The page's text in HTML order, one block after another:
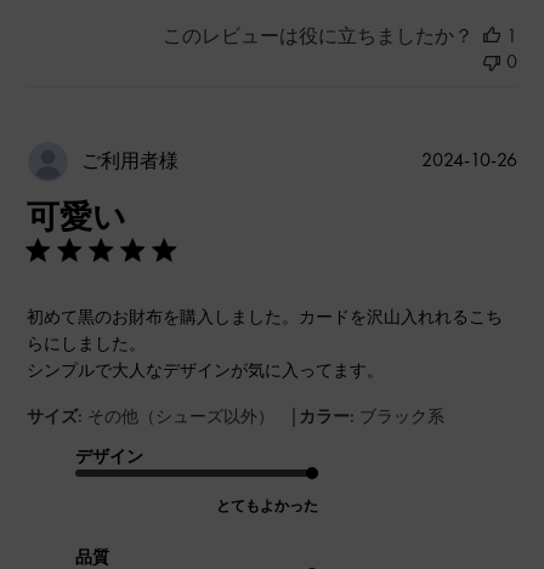
このレビューは役に立ちましたか？
1
0
ご利用者様
可愛い
初めて黒のお財布を購入しました。カードを沢山入れれるこち
らにしました。
シンプルで大人なデザインが気に入ってます。
サイズ: その他（シューズ以外） | カラー: ブラック系
デザイン
とてもよかった
品質
公
2024-10-26